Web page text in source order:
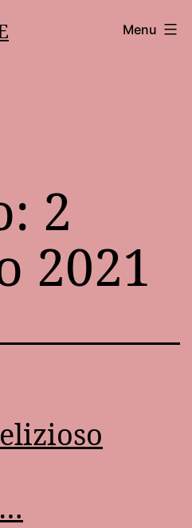
Menu
2
2021